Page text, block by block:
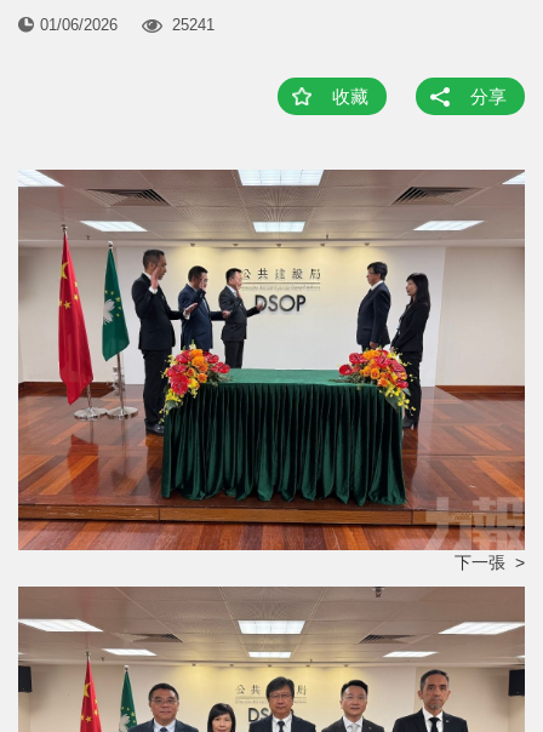
01/06/2026 25241
收藏 分享
下一張 >